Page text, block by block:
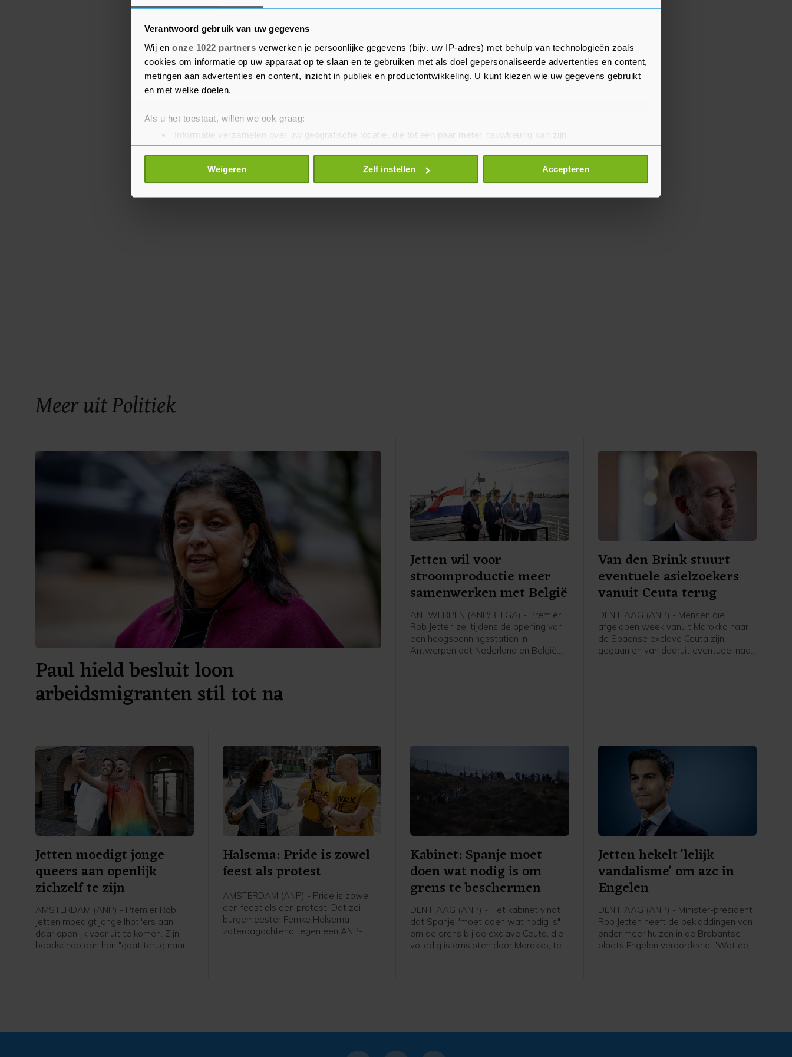
Verantwoord gebruik van uw gegevens
Wij en onze 1022 partners verwerken je persoonlijke gegevens (bijv. uw IP-adres) met behulp van technologieën zoals
cookies om informatie op uw apparaat op te slaan en te gebruiken met als doel gepersonaliseerde advertenties en content,
metingen aan advertenties en content, inzicht in publiek en productontwikkeling. U kunt kiezen wie uw gegevens gebruikt
en met welke doelen.
Als u het toestaat, willen we ook graag:
Informatie verzamelen over uw geografische locatie, die tot een paar meter nauwkeurig kan zijn
Uw apparaat identificeren door het actief te scannen op specifieke eigenschappen (fingerprinting)
Lees meer over hoe uw persoonlijke gegevens worden verwerkt en stel uw voorkeuren in het
detailgedeelte
toestemming op elk moment wijzigen of intrekken in de Cookieverklaring.
Weigeren Zelf instellen Accepteren
minimumloon te verhogen.
Bestaanszekerheid is bij uitstek het thema dat
GroenLinks-PvdA en Nieuw Sociaal Contract (NSC) hoog
op de agenda hebben staan. Maar partijleiders Frans
Timmermans en Pieter Omtzigt zijn opnieuw afwezig bij
Meer uit Politiek
Paul hield besluit loon
arbeidsmigranten stil tot na
Jetten wil voor
stroomproductie meer
samenwerken met België
ANTWERPEN (ANP/BELGA) - Premier
Rob Jetten zei tijdens de opening van
een hoogspanningsstation in
Antwerpen dat Nederland en België
Van den Brink stuurt
eventuele asielzoekers
vanuit Ceuta terug
DEN HAAG (ANP) - Mensen die
afgelopen week vanuit Marokko naar
de Spaanse exclave Ceuta zijn
gegaan en van daaruit eventueel naar
ander land.
Jetten moedigt jonge
queers aan openlijk
zichzelf te zijn
AMSTERDAM (ANP) - Premier Rob
Jetten moedigt jonge lhbti'ers aan
daar openlijk voor uit te komen. Zijn
boodschap aan hen "gaat terug naar
Halsema: Pride is zowel
feest als protest
AMSTERDAM (ANP) - Pride is zowel
een feest als een protest. Dat zei
burgemeester Femke Halsema
zaterdagochtend tegen een ANP-
Kabinet: Spanje moet
doen wat nodig is om
grens te beschermen
DEN HAAG (ANP) - Het kabinet vindt
dat Spanje "moet doen wat nodig is"
om de grens bij de exclave Ceuta, die
volledig is omsloten door Marokko, te
Jetten hekelt 'lelijk
vandalisme' om azc in
Engelen
DEN HAAG (ANP) - Minister-president
Rob Jetten heeft de bekladdingen van
onder meer huizen in de Brabantse
plaats Engelen veroordeeld. "Wat een